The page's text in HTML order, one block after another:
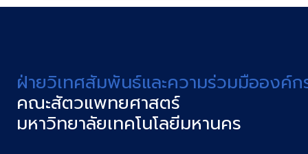
ฝ่ายวิเทศสัมพันธ์และความร่วมมือองค์ก
คณะสัตวแพทยศาสตร์
มหาวิทยาลัยเทคโนโลยีมหานคร